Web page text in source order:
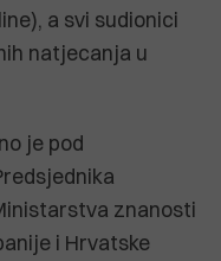
a svi sudionici
natjecanja u
je pod
znanosti
i Hrvatske